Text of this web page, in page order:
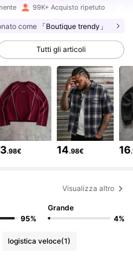
99K+ Acquisto ripetuto
come 「Boutique trendy」
Tutti gli articoli
.98€ 14.98€ 16
Visualizza altro
95%
Grande
4%
logistica veloce(1)